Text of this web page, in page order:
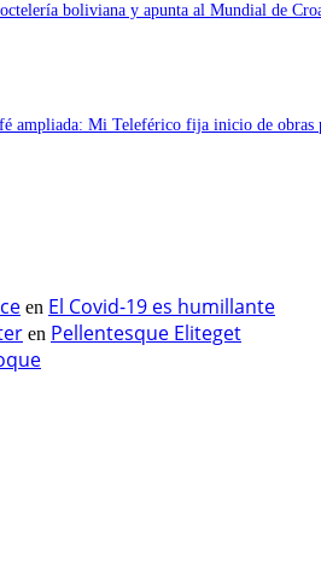
boliviana y apunta al Mundial de
ampliada: Mi Teleférico fija inicio de obras
en El Covid-19 es humillante
en Pellentesque Eliteget